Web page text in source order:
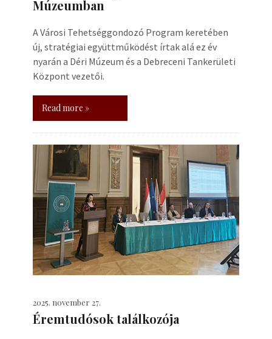
Múzeumban
A Városi Tehetséggondozó Program keretében
új, stratégiai együttműködést írtak alá ez év
nyarán a Déri Múzeum és a Debreceni Tankerületi
Központ vezetői.
Read more »
2025. november 27.
Éremtudósok találkozója